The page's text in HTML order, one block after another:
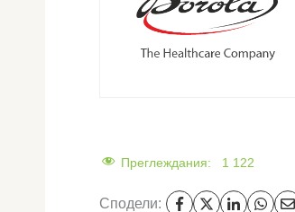
Преглеждания: 1 122
Сподели: